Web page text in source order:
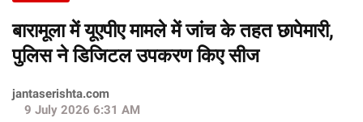
बारामूला में यूएपीए मामले में जांच के तहत छापेमारी,
पुलिस ने डिजिटल उपकरण किए सीज
jantaserishta.com
9 July 2026 6:31 AM